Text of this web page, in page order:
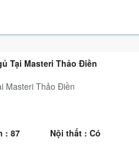
Tại Masteri Thảo Điền
Masteri Thảo Điền
: 87
Nội thất : Có